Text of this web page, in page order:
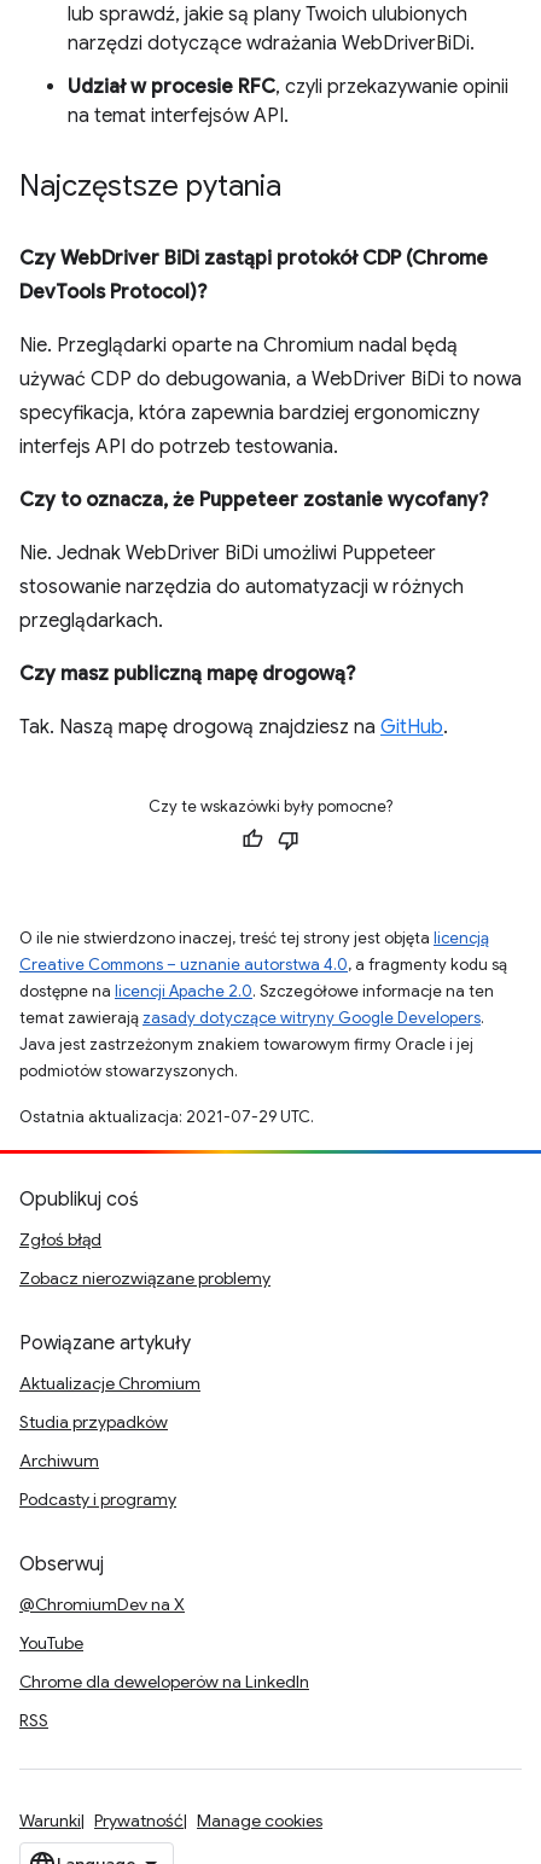
lub sprawdź, jakie są plany Twoich ulubionych
narzędzi dotyczące wdrażania WebDriverBiDi.
Udział w procesie RFC, czyli przekazywanie opinii
na temat interfejsów API.
Najczęstsze pytania
Czy WebDriver BiDi zastąpi protokół CDP (Chrome
DevTools Protocol)?
Nie. Przeglądarki oparte na Chromium nadal będą
używać CDP do debugowania, a WebDriver BiDi to nowa
specyfikacja, która zapewnia bardziej ergonomiczny
interfejs API do potrzeb testowania.
Czy to oznacza, że Puppeteer zostanie wycofany?
Nie. Jednak WebDriver BiDi umożliwi Puppeteer
stosowanie narzędzia do automatyzacji w różnych
przeglądarkach.
Czy masz publiczną mapę drogową?
Tak. Naszą mapę drogową znajdziesz na GitHub.
Czy te wskazówki były pomocne?
O ile nie stwierdzono inaczej, treść tej strony jest objęta licencją
Creative Commons – uznanie autorstwa 4.0, a fragmenty kodu są
dostępne na licencji Apache 2.0. Szczegółowe informacje na ten
temat zawierają zasady dotyczące witryny Google Developers.
Java jest zastrzeżonym znakiem towarowym firmy Oracle i jej
podmiotów stowarzyszonych.
Ostatnia aktualizacja: 2021-07-29 UTC.
Opublikuj coś
Zgłoś błąd
Zobacz nierozwiązane problemy
Powiązane artykuły
Aktualizacje Chromium
Studia przypadków
Archiwum
Podcasty i programy
Obserwuj
@ChromiumDev na X
YouTube
Chrome dla deweloperów na LinkedIn
RSS
Warunki Prywatność Manage cookies